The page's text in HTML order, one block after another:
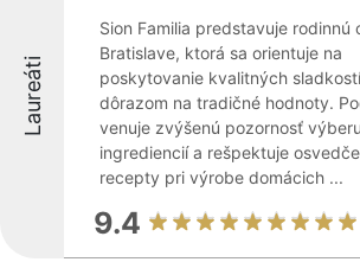
Laureáti
Sion Familia predstavuje rodinnú
Bratislave, ktorá sa orientuje na
poskytovanie kvalitných
dôrazom na tradičné hodnoty.
venuje zvýšenú pozornosť výberu
ingrediencií a rešpektuje
recepty pri výrobe domácich ...
9.4